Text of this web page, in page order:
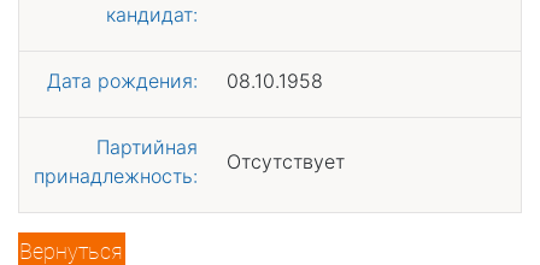
кандидат:
Дата рождения: 08.10.1958
Партийная
принадлежность:
Отсутствует
Вернуться